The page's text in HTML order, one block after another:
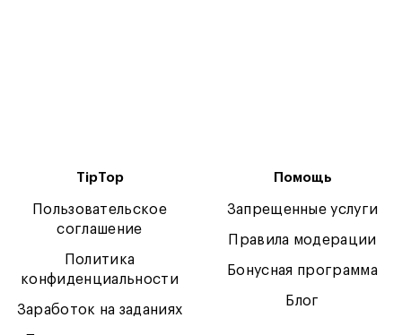
TipTop
Пользовательское
соглашение
Политика
конфиденциальности
Заработок на заданиях
Помощь
Запрещенные услуги
Правила модерации
Бонусная программа
Блог